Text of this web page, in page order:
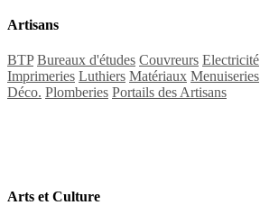
Artisans
BTP Bureaux d'études Couvreurs Electricité
Imprimeries Luthiers Matériaux Menuiseries
Déco. Plomberies Portails des Artisans
Arts et Culture